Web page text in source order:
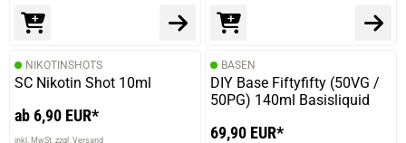
NIKOTINSHOTS
SC Nikotin Shot 10ml
ab 6,90 EUR*
inkl. MwSt. zzgl. Versand
BASEN
DIY Base Fiftyfifty (50VG /
50PG) 140ml Basisliquid
69,90 EUR*